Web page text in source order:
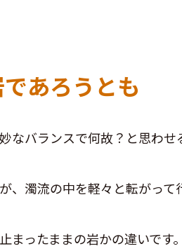
あろうとも
なバランスで何故？と思わせ
、濁流の中を軽々と転がって
ったままの岩かの違いです。